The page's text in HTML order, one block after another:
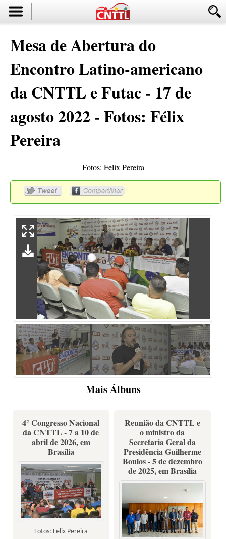
Mesa de Abertura do
Encontro Latino-americano
da CNTTL e Futac - 17 de
agosto 2022 - Fotos: Félix
Pereira
Fotos: Felix Pereira
Mais Álbuns
4° Congresso Nacional
da CNTTL - 7 a 10 de
abril de 2026, em
Brasília
Fotos: Felix Pereira
Reunião da CNTTL e
o ministro da
Secretaria Geral da
Presidência Guilherme
Boulos - 5 de dezembro
de 2025, em Brasília